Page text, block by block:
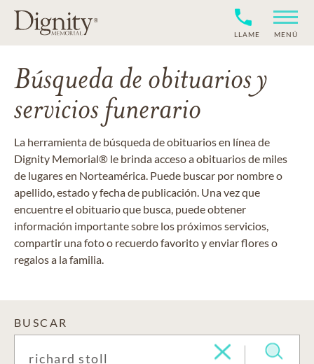
LLAME MENÚ
Búsqueda de obituarios y
servicios funerario
La herramienta de búsqueda de obituarios en línea de
Dignity Memorial® le brinda acceso a obituarios de miles
de lugares en Norteamérica. Puede buscar por nombre o
apellido, estado y fecha de publicación. Una vez que
encuentre el obituario que busca, puede obtener
información importante sobre los próximos servicios,
compartir una foto o recuerdo favorito y enviar flores o
regalos a la familia.
BUSCAR